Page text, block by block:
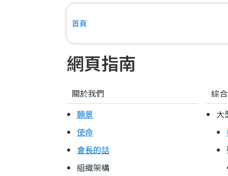
導
航
連
結
首頁
網頁指南
關於我們
願景
使命
會長的話
組織架構
綜
大